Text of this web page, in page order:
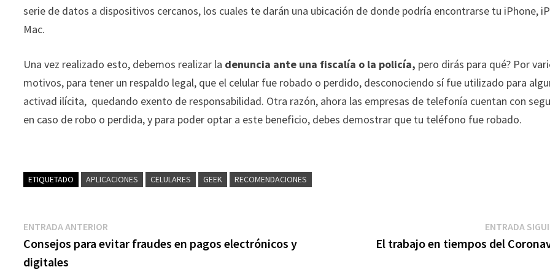
serie de datos a dispositivos cercanos, los cuales te darán una ubicación de donde podría encontrarse tu iPhone,
Mac.
Una vez realizado esto, debemos realizar la denuncia ante una fiscalía o la policía, pero dirás para qué? Por
motivos, para tener un respaldo legal, que el celular fue robado o perdido, desconociendo sí fue utilizado para
activad ilícita, quedando exento de responsabilidad. Otra razón, ahora las empresas de telefonía cuentan con
en caso de robo o perdida, y para poder optar a este beneficio, debes demostrar que tu teléfono fue robado.
ETIQUETADO APLICACIONES CELULARES GEEK RECOMENDACIONES
Navegación
de
ENTRADA ANTERIOR
anterior:
Consejos para evitar fraudes en pagos electrónicos y
digitales
ENTRADA
El trabajo en tiempos del